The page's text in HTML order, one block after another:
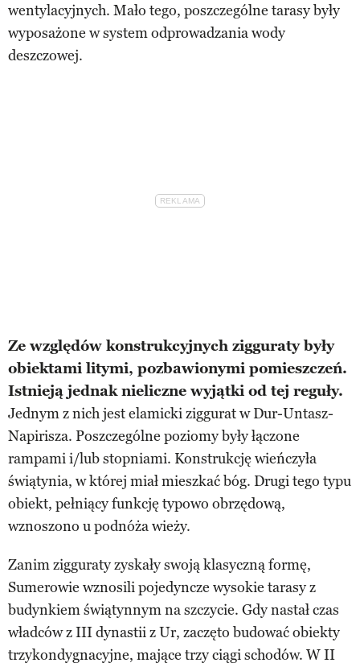
wentylacyjnych. Mało tego, poszczególne tarasy były
wyposażone w system odprowadzania wody
deszczowej.
Ze względów konstrukcyjnych zigguraty były
obiektami litymi, pozbawionymi pomieszczeń.
Istnieją jednak nieliczne wyjątki od tej reguły.
Jednym z nich jest elamicki ziggurat w Dur-Untasz-
Napirisza. Poszczególne poziomy były łączone
rampami i/lub stopniami. Konstrukcję wieńczyła
świątynia, w której miał mieszkać bóg. Drugi tego typu
obiekt, pełniący funkcję typowo obrzędową,
wznoszono u podnóża wieży.
Zanim zigguraty zyskały swoją klasyczną formę,
Sumerowie wznosili pojedyncze wysokie tarasy z
budynkiem świątynnym na szczycie. Gdy nastał czas
władców z III dynastii z Ur, zaczęto budować obiekty
trzykondygnacyjne, mające trzy ciągi schodów. W II